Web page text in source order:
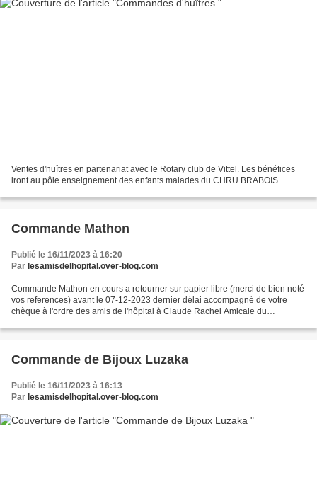
Ventes d'huîtres en partenariat avec le Rotary club de Vittel. Les bénéfices
iront au pôle enseignement des enfants malades du CHRU BRABOIS.
Commande Mathon
Publié le 16/11/2023 à 16:20
Par lesamisdelhopital.over-blog.com
Commande Mathon en cours a retourner sur papier libre (merci de bien noté
vos references) avant le 07-12-2023 dernier délai accompagné de votre
chèque à l'ordre des amis de l'hôpital à Claude Rachel Amicale du
Commande de Bijoux Luzaka
Publié le 16/11/2023 à 16:13
Par lesamisdelhopital.over-blog.com